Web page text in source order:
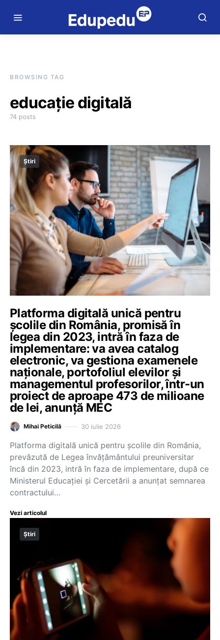
BROWSING TAG
educație digitală
74 posts
Știri
Platforma digitală unică pentru
școlile din România, promisă în
legea din 2023, intră în faza de
implementare: va avea catalog
electronic, va gestiona examenele
naționale, portofoliul elevilor și
managementul profesorilor, într-un
proiect de aproape 473 de milioane
de lei, anunță MEC
Mihai Peticilă 30 iulie 2026
Platforma digitală unică pentru școlile din România,
prevăzută de Legea învățământului preuniversitar
încă din 2023, intră în faza de implementare, după ce
Ministerul Educației și Cercetării a anunțat semnarea
contractului…
Vezi articolul
Știri